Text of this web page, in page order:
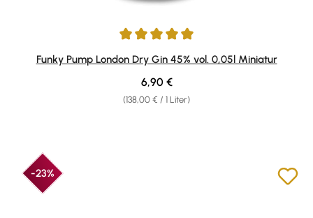
Durchschnittliche Bewertung von 5 von 5 Sternen
Funky Pump London Dry Gin 45% vol. 0,05l Miniatur
(138,00 € / 1 Liter)
Regulärer Preis:
6,90 €
-23%